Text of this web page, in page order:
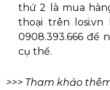
thứ 2 là mua
thoại trên
0908.393.666 để
cụ thể.
>>> Tham khảo